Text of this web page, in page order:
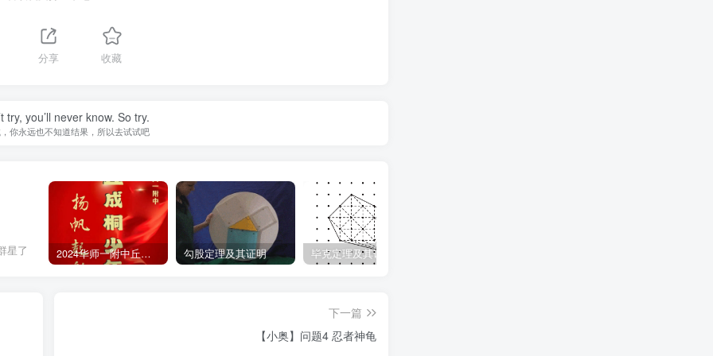
分享 收藏
try, you’ll never know. So try.
你永远也不知道结果，所以去试试吧
星了 2024华师一附中丘班游园考试真题 勾股定理及其证明 毕克定理及其证明
下一篇
【小奥】问题4 忍者神龟